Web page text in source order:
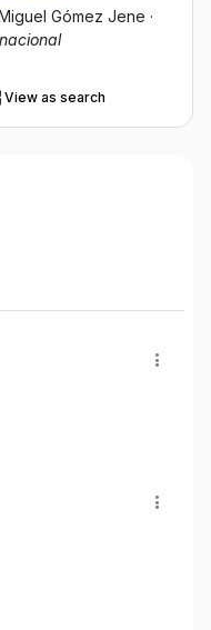
Miguel Gómez Jene ·
View as search